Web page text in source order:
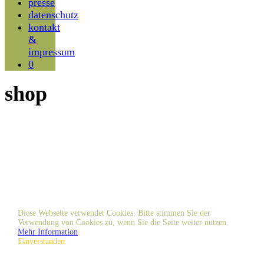
presse
datenschutz
kontakt
&
impressum
0
shop
Diese Webseite verwendet Cookies. Bitte stimmen Sie der
Verwendung von Cookies zu, wenn Sie die Seite weiter nutzen.
Mehr Information
Einverstanden